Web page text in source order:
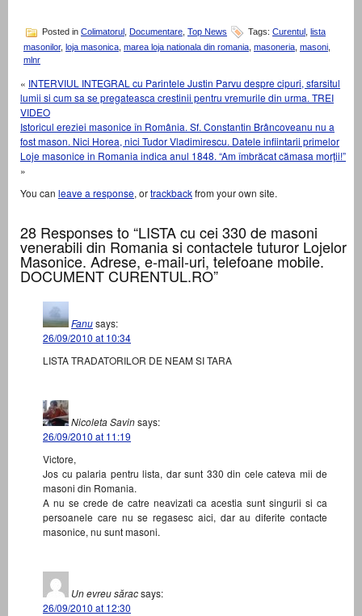
Posted in Colimatorul Documentare Top News Tags: Curentul lista
masonilor, loja masonica marea loja nationala din romania masoneria masoni
mlnr
« INTERVIUL INTEGRAL cu Parintele Justin Parvu despre cipuri, sfarsitul
lumii si cum sa se pregateasca crestinii pentru vremurile din urma. TREI
VIDEO
Istoricul ereziei masonice în România. Sf. Constantin Brâncoveanu nu a
fost mason. Nici Horea, nici Tudor Vladimirescu. Datele infiintarii primelor
Loje masonice in Romania indica anul 1848. “Am îmbrăcat cămasa morţii!”
»
You can leave a response, ortrackbackfrom your own site.
28 Responses to “LISTA cu cei 330 de masoni
venerabili din Romania si contactele tuturor Lojelor
Masonice. Adrese, e-mail-uri, telefoane mobile.
DOCUMENT CURENTUL.RO”
Fanusays:
26/09/2010 at 10:34
LISTA TRADATORILOR DE NEAM SI TARA
Nicoleta Savinsays:
26/09/2010 at 11:19
Victore,
Jos cu palaria pentru lista, dar sunt 330 din cele cateva mii de
masoni din Romania.
A nu se crede de catre neavizati ca acestia sunt singurii si ca
persoanele care nu se regasesc aici, dar au diferite contacte
masonice, nu sunt masoni.
Un evreu săracsays:
26/09/2010 at 12:30